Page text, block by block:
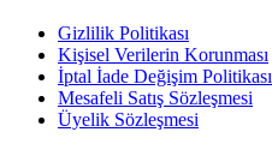
Gizlilik Politikası
Kişisel Verilerin Korunması
İptal İade Değişim Politikası
Mesafeli Satış Sözleşmesi
Üyelik Sözleşmesi